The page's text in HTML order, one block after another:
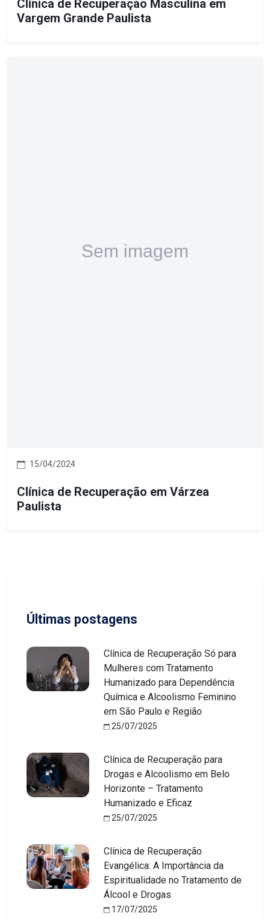
Clínica de Recuperação Masculina em
Vargem Grande Paulista
15/04/2024
Clínica de Recuperação em Várzea
Paulista
Últimas postagens
Clínica de Recuperação Só para
Mulheres com Tratamento
Humanizado para Dependência
Química e Alcoolismo Feminino
em São Paulo e Região
25/07/2025
Clínica de Recuperação para
Drogas e Alcoolismo em Belo
Horizonte – Tratamento
Humanizado e Eficaz
25/07/2025
Clínica de Recuperação
Evangélica: A Importância da
Espiritualidade no Tratamento de
Álcool e Drogas
17/07/2025